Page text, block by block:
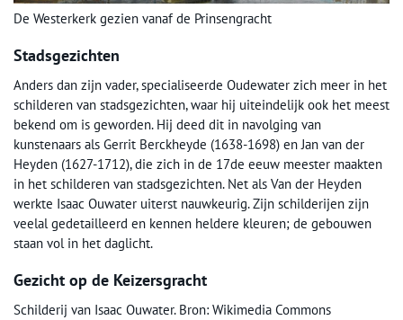
De Westerkerk gezien vanaf de Prinsengracht
Stadsgezichten
Anders dan zijn vader, specialiseerde Oudewater zich meer in het
schilderen van stadsgezichten, waar hij uiteindelijk ook het meest
bekend om is geworden. Hij deed dit in navolging van
kunstenaars als Gerrit Berckheyde (1638-1698) en Jan van der
Heyden (1627-1712), die zich in de 17de eeuw meester maakten
in het schilderen van stadsgezichten. Net als Van der Heyden
werkte Isaac Ouwater uiterst nauwkeurig. Zijn schilderijen zijn
veelal gedetailleerd en kennen heldere kleuren; de gebouwen
staan vol in het daglicht.
Gezicht op de Keizersgracht
Schilderij van Isaac Ouwater. Bron: Wikimedia Commons